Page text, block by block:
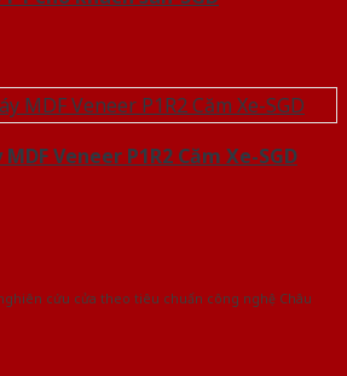
Veneer P1R2 Căm Xe-SGD
cứu cửa theo tiêu chuẩn công nghệ Châu